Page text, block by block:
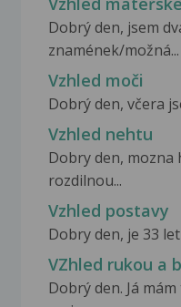
Dobrý den, jsem
znamének/možná...
Vzhled moči
Dobrý den, včera
Vzhled nehtu
Dobry den, mozna
rozdilnou...
Vzhled postavy
Dobry den, je 33
VZhled rukou a
Dobrý den. Já